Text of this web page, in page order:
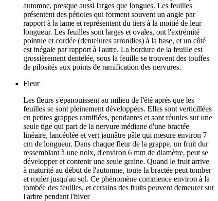
automne, presque aussi larges que longues. Les feuilles
présentent des pétioles qui forment souvent un angle par
rapport à la lame et représentent du tiers à la moitié de leur
longueur. Les feuilles sont larges et ovales, ont l'extrémité
pointue et cordée (dentelures arrondies) à la base, et un côté
est inégale par rapport à l'autre. La bordure de la feuille est
grossièrement dentelée, sous la feuille se trouvent des touffes
de pilosités aux points de ramification des nervures.
Fleur
Les fleurs s'épanouissent au milieu de l'été après que les
feuilles se sont pleinement développées. Elles sont verticillées
en petites grappes ramifiées, pendantes et sont réunies sur une
seule tige qui part de la nervure médiane d'une bractée
linéaire, lancéolée et vert jaunâtre pâle qui mesure environ 7
cm de longueur. Dans chaque fleur de la grappe, un fruit dur
ressemblant à une noix, d'environ 6 mm de diamètre, peut se
développer et contenir une seule graine. Quand le fruit arrive
à maturité au début de l'automne, toute la bractée peut tomber
et rouler jusqu'au sol. Ce phénomène commence environ à la
tombée des feuilles, et certains des fruits peuvent demeurer sur
l'arbre pendant l'hiver